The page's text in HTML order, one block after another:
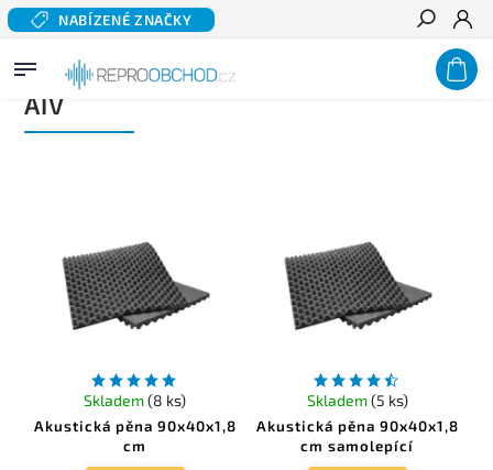
NABÍZENÉ ZNAČKY
Hledat
Domů/ Prodávané značky/AIV
AIV
Akustická pěna 90x40x1,8
cm
Skladem(8 ks)
Akustická pěna 90x40x1,8
cm samolepící
Skladem(5 ks)